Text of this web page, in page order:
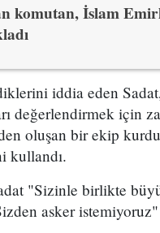
komutan, İslam
iddia eden
değerlendirmek için
oluşan bir ekip
kullandı.
"Sizinle birlikte
asker